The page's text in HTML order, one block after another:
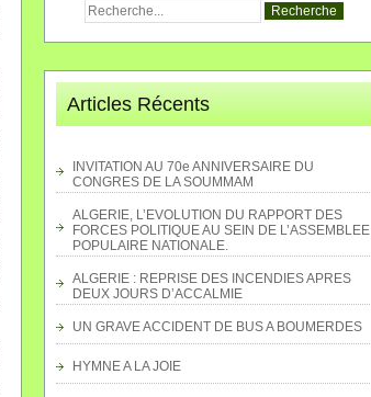
Articles Récents
INVITATION AU 70e ANNIVERSAIRE DU
CONGRES DE LA SOUMMAM
ALGERIE, L’EVOLUTION DU RAPPORT DES
FORCES POLITIQUE AU SEIN DE L’ASSEMBLEE
POPULAIRE NATIONALE.
ALGERIE : REPRISE DES INCENDIES APRES
DEUX JOURS D’ACCALMIE
UN GRAVE ACCIDENT DE BUS A BOUMERDES
HYMNE A LA JOIE